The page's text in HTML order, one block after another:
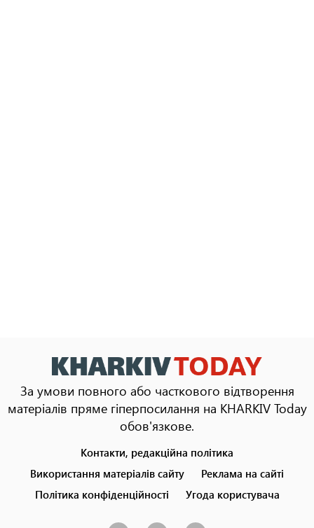
За умови повного або часткового відтворення
матеріалів пряме гіперпосилання на KHARKIV Today
обов'язкове.
menu
Контакти, редакційна політика
Використання матеріалів сайту
Реклама на сайті
Політика конфіденційності
Угода користувача